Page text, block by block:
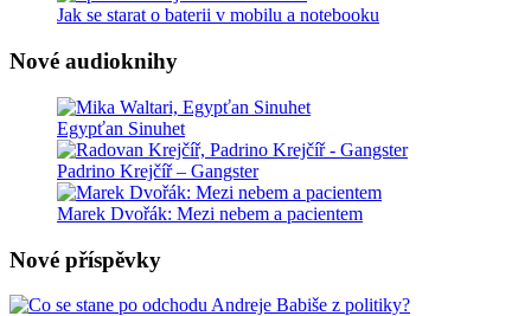
Jak se starat o baterii v mobilu a notebooku
Nové audioknihy
Egypťan Sinuhet
Padrino Krejčíř – Gangster
Marek Dvořák: Mezi nebem a pacientem
Nové příspěvky